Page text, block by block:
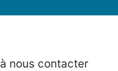
nous contacter